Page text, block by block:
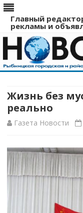
Главный
рекламы и
Жизнь без
реально
Газета Новости